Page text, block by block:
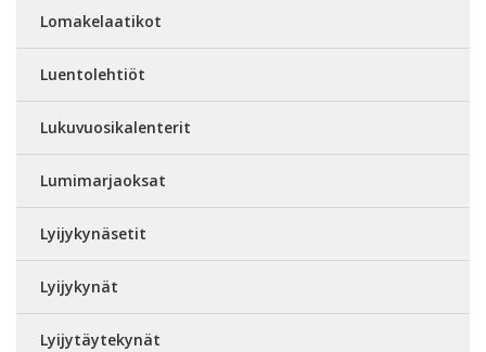
Lomakelaatikot
Luentolehtiöt
Lukuvuosikalenterit
Lumimarjaoksat
Lyijykynäsetit
Lyijykynät
Lyijytäytekynät